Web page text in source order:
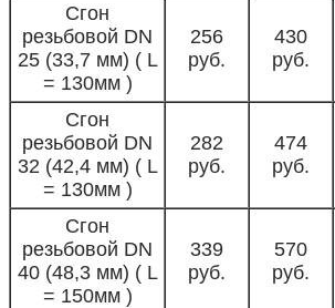
Сгон
резьбовой DN
25 (33,7 мм) ( L
= 130мм )
256
руб.
430
руб.
Сгон
резьбовой DN
32 (42,4 мм) ( L
= 130мм )
282
руб.
474
руб.
Сгон
резьбовой DN
40 (48,3 мм) ( L
= 150мм )
339
руб.
570
руб.